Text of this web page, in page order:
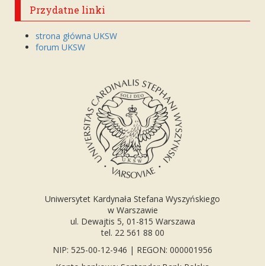
Przydatne linki
strona główna UKSW
forum UKSW
Uniwersytet Kardynała Stefana Wyszyńskiego
w Warszawie
ul. Dewajtis 5, 01-815 Warszawa
tel. 22 561 88 00
NIP: 525-00-12-946 | REGON: 000001956